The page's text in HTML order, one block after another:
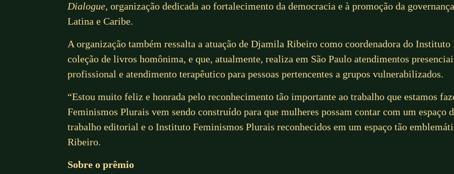
Dialogue, organização dedicada ao fortalecimento da democracia e à promoção da
Latina e Caribe.
A organização também ressalta a atuação de Djamila Ribeiro como coordenadora do
coleção de livros homônima, e que, atualmente, realiza em São Paulo atendimentos
profissional e atendimento terapêutico para pessoas pertencentes a grupos vulnerabilizados.
“Estou muito feliz e honrada pelo reconhecimento tão importante ao trabalho que estamos
Feminismos Plurais vem sendo construído para que mulheres possam contar com um espaço
trabalho editorial e o Instituto Feminismos Plurais reconhecidos em um espaço tão
Ribeiro.
Sobre o prêmio